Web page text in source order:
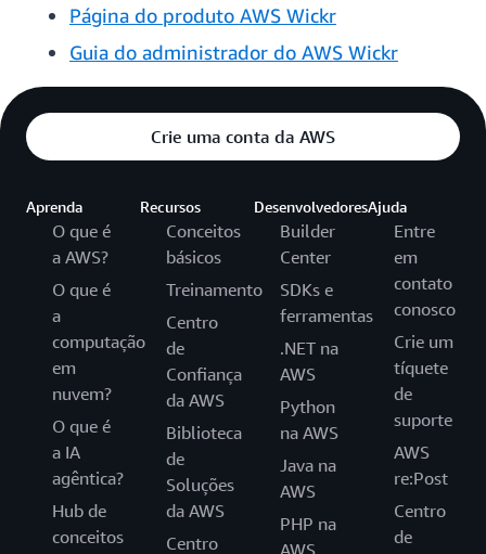
Página do produto AWS Wickr
Guia do administrador do AWS Wickr
Crie uma conta da AWS
Aprenda
O que é
a AWS?
O que é
a
computação
em
nuvem?
O que é
a IA
agêntica?
Hub de
conceitos
Recursos
Conceitos
básicos
Treinamento
Centro
de
Confiança
da AWS
Biblioteca
de
Soluções
da AWS
Centro
Desenvolvedores
Builder
Center
SDKs e
ferramentas
.NET na
AWS
Python
na AWS
Java na
AWS
PHP na
Ajuda
Entre
em
contato
conosco
Crie um
tíquete
de
suporte
AWS
re:Post
Centro
de